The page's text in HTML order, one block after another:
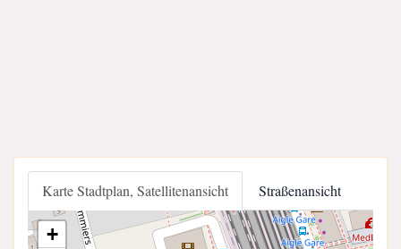
Karte Stadtplan, Satellitenansicht Straßenansicht
+